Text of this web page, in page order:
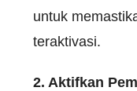
untuk
teraktivasi.
2. Aktifkan